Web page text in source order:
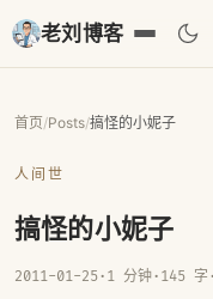
老刘博客
首页/Posts/搞怪的小妮子
人间世
搞怪的小妮子
2011-01-25· 1 分钟· 145 字 ·